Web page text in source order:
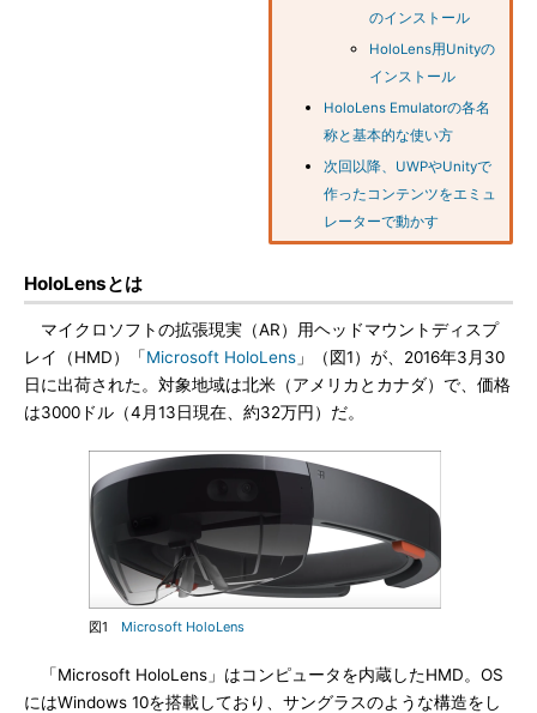
のインストール
HoloLens用Unityの
インストール
HoloLens Emulatorの各名
称と基本的な使い方
次回以降、UWPやUnityで
作ったコンテンツをエミュ
レーターで動かす
HoloLensとは
マイクロソフトの拡張現実（AR）用ヘッドマウントディスプ
レイ（HMD）「Microsoft HoloLens 」（図1）が、2016年3月30
日に出荷された。対象地域は北米（アメリカとカナダ）で、価格
は3000ドル（4月13日現在、約32万円）だ。
図1 Microsoft HoloLens
「Microsoft HoloLens」はコンピュータを内蔵したHMD。OS
にはWindows 10を搭載しており、サングラスのような構造をし